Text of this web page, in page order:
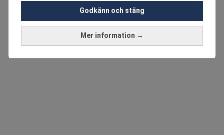
Mer information →
Godkänn och stäng